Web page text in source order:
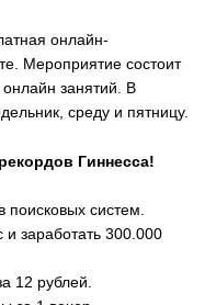
онлайн-
Мероприятие состоит
онлайн занятий. В
среду и пятницу.
Гиннесса!
поисковых систем.
и заработать 300.000
12 рублей.